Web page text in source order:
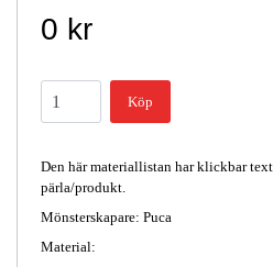
0 kr
Köp
Den här materiallistan har klickbar
pärla/produkt.
Mönsterskapare: Puca
Material: